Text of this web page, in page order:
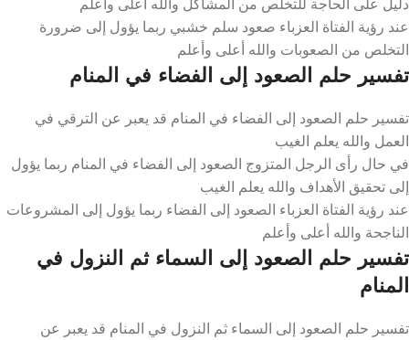
عند رؤية الفتاة العزباء صعود سلم خشبي ربما يؤول إلى ضرورة
التخلص من الصعوبات والله أعلى وأعلم
تفسير حلم الصعود إلى الفضاء في المنام
تفسير حلم الصعود إلى الفضاء في المنام قد يعبر عن الترقي في
العمل والله يعلم الغيب
في حال رأى الرجل المتزوج الصعود إلى الفضاء في المنام ربما يؤول
إلى تحقيق الأهداف والله يعلم الغيب
عند رؤية الفتاة العزباء الصعود إلى الفضاء ربما يؤول إلى المشروعات
الناجحة والله أعلى وأعلم
تفسير حلم الصعود إلى السماء ثم النزول في
المنام
تفسير حلم الصعود إلى السماء ثم النزول في المنام قد يعبر عن